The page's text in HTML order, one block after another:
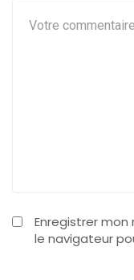
Enregistrer
le navigateur